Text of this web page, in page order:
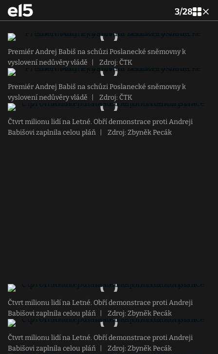
3/28
Premiér Andrej Babiš na schůzi Poslanecké sněmovny k
vyslovení nedůvěry vládě
Zdroj: ČTK
Premiér Andrej Babiš na schůzi Poslanecké sněmovny k
vyslovení nedůvěry vládě
Zdroj: ČTK
Čtvrt milionu lidí na Letné. Obří demonstrace proti Andreji
Babišovi zaplnila celou pláň
Zdroj: Zbyněk Pecák
Čtvrt milionu lidí na Letné. Obří demonstrace proti Andreji
Babišovi zaplnila celou pláň
Zdroj: Zbyněk Pecák
Čtvrt milionu lidí na Letné. Obří demonstrace proti Andreji
Babišovi zaplnila celou pláň
Zdroj: Zbyněk Pecák